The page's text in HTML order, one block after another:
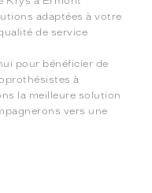
adaptées à votre
de service
pour bénéficier de
à
la meilleure solution
vers une